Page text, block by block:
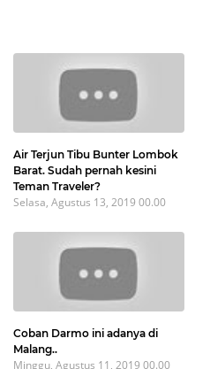
Air Terjun Tibu Bunter Lombok
Barat. Sudah pernah kesini
Teman Traveler?
Selasa, Agustus 13, 2019 00.00
Coban Darmo ini adanya di
Malang..
Minggu, Agustus 11, 2019 00.00